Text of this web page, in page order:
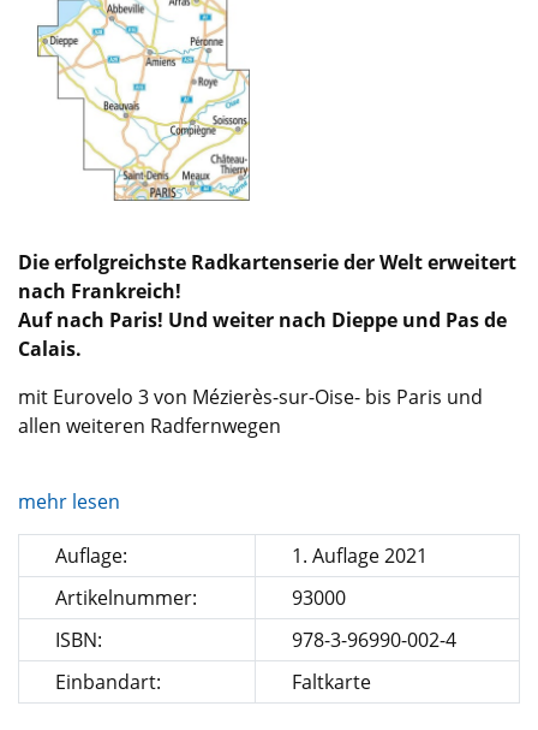
Die erfolgreichste Radkartenserie der Welt erweitert
nach Frankreich!
Auf nach Paris! Und weiter nach Dieppe und Pas de
Calais.
mit Eurovelo 3 von Mézierès-sur-Oise- bis Paris und
allen weiteren Radfernwegen
mehr lesen
Auflage:
1. Auflage 2021
Artikelnummer:
93000
ISBN:
978-3-96990-002-4
Einbandart:
Faltkarte